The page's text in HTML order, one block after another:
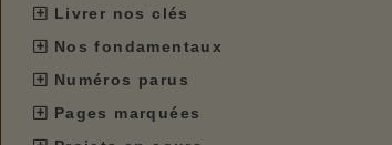
Livrer nos clés
Nos fondamentaux
Numéros parus
Pages marquées